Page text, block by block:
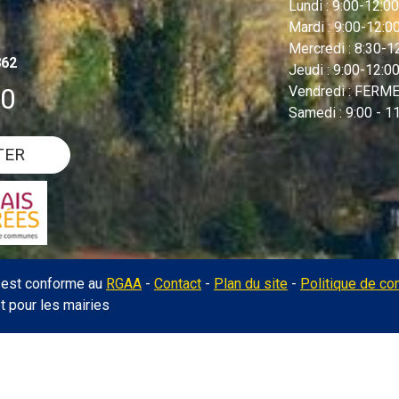
Lundi : 9:00-
Mardi : 9:00-
Mercredi : 8:30-
Jeudi : 9:00-
Vendredi :
Samedi : 9:00 -
conforme au RGAA - Contact - Plan du site - Politique de
pour les mairies